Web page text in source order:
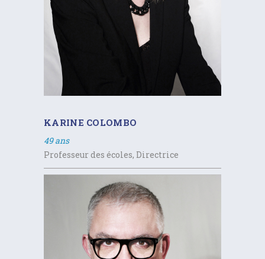
KARINE COLOMBO
49 ans
Professeur des écoles, Directrice